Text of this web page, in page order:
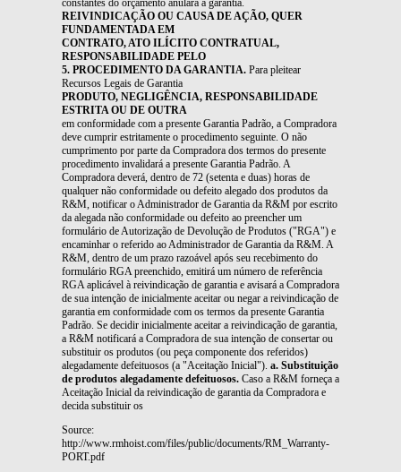
constantes do orçamento anulará a garantia.
REIVINDICAÇÃO OU CAUSA DE AÇÃO, QUER
FUNDAMENTADA EM
CONTRATO, ATO ILÍCITO CONTRATUAL,
RESPONSABILIDADE PELO
5. PROCEDIMENTO DA GARANTIA. Para pleitear
Recursos Legais de Garantia
PRODUTO, NEGLIGÊNCIA, RESPONSABILIDADE
ESTRITA OU DE OUTRA
em conformidade com a presente Garantia Padrão, a Compradora
deve cumprir estritamente o procedimento seguinte. O não
cumprimento por parte da Compradora dos termos do presente
procedimento invalidará a presente Garantia Padrão. A
Compradora deverá, dentro de 72 (setenta e duas) horas de
qualquer não conformidade ou defeito alegado dos produtos da
R&M, notificar o Administrador de Garantia da R&M por escrito
da alegada não conformidade ou defeito ao preencher um
formulário de Autorização de Devolução de Produtos ("RGA") e
encaminhar o referido ao Administrador de Garantia da R&M. A
R&M, dentro de um prazo razoável após seu recebimento do
formulário RGA preenchido, emitirá um número de referência
RGA aplicável à reivindicação de garantia e avisará a Compradora
de sua intenção de inicialmente aceitar ou negar a reivindicação de
garantia em conformidade com os termos da presente Garantia
Padrão. Se decidir inicialmente aceitar a reivindicação de garantia,
a R&M notificará a Compradora de sua intenção de consertar ou
substituir os produtos (ou peça componente dos referidos)
alegadamente defeituosos (a "Aceitação Inicial"). a. Substituição
de produtos alegadamente defeituosos. Caso a R&M forneça a
Aceitação Inicial da reivindicação de garantia da Compradora e
decida substituir os
Source:
http://www.rmhoist.com/files/public/documents/RM_Warranty-
PORT.pdf